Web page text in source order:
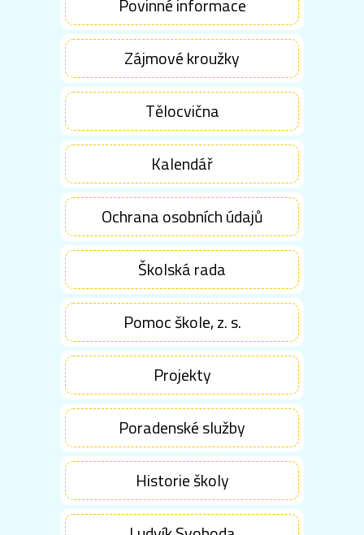
Zájmové kroužky
Tělocvična
Kalendář
Ochrana osobních údajů
Školská rada
Pomoc škole, z. s.
Projekty
Poradenské služby
Historie školy